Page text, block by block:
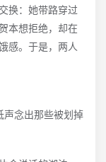
换：她带路穿过
本想拒绝，却在
感。于是，两人
声念出那些被划掉